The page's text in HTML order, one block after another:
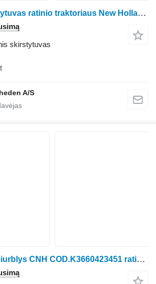
Hidraulinis skirstytuvas ratinio traktoriaus New Holland TM 135
skirstytuvas
A/S
Krumpliaratinis siurblys CNH COD.K3660423451 ratinio traktoriaus New Holland